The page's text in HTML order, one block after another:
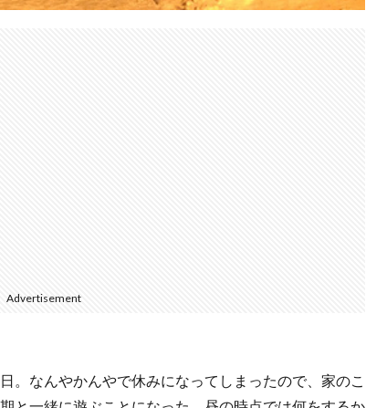
Advertisement
。なんやかんやで休みになってしまったので、家のこ